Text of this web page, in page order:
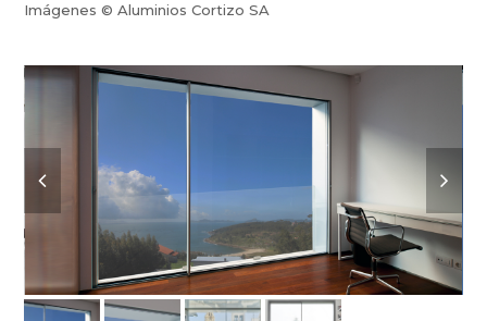
Imágenes © Aluminios Cortizo SA